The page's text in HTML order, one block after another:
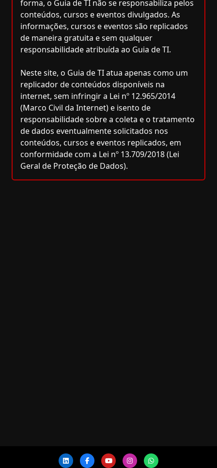
forma, o Guia de TI não se responsabiliza pelos
conteúdos, cursos e eventos divulgados. As
informações, cursos e eventos são replicados
de maneira gratuita e sem qualquer
responsabilidade atribuída ao Guia de TI.
Neste site, o Guia de TI atua apenas como um
replicador de conteúdos disponíveis na
internet, sem infringir a Lei nº 12.965/2014
(Marco Civil da Internet) e isento de
responsabilidade sobre a coleta e o tratamento
de dados eventualmente solicitados nos
conteúdos, cursos e eventos replicados, em
conformidade com a Lei nº 13.709/2018 (Lei
Geral de Proteção de Dados).